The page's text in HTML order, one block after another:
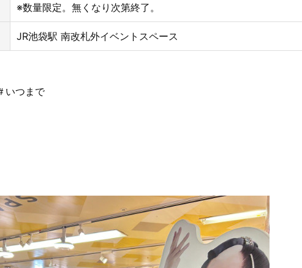
※数量限定。無くなり次第終了。
JR池袋駅 南改札外イベントスペース
つまで